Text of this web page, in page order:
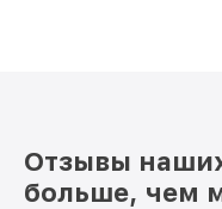
Отзывы
больше, чем